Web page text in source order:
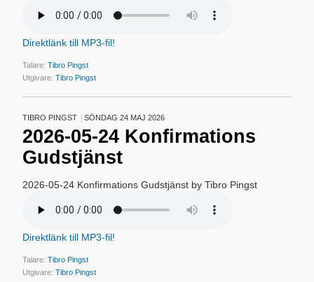
Direktlänk till MP3-fil!
Talare:Tibro Pingst
Utgivare:Tibro Pingst
TIBRO PINGST SÖNDAG 24 MAJ 2026
2026-05-24 Konfirmations
Gudstjänst
2026-05-24 Konfirmations Gudstjänst by Tibro Pingst
Direktlänk till MP3-fil!
Talare:Tibro Pingst
Utgivare:Tibro Pingst